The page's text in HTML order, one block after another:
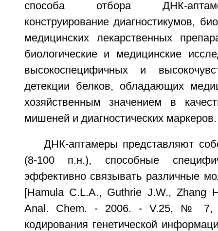
способа отбора ДНК-
конструирование диагностикумов,
медицинских лекарственных
биологические и медицинские
высокоспецифичных и
детекции белков, обладающих
хозяйственным значением в
мишеней и диагностических маркеров.
ДНК-аптамеры представляют
(8-100 п.н.), способные
эффективно связывать различные
[Hamula C.L.A., Guthrie J.W., Zhang
Anal. Chem. - 2006. - V.25, № 7,
кодирования генетической